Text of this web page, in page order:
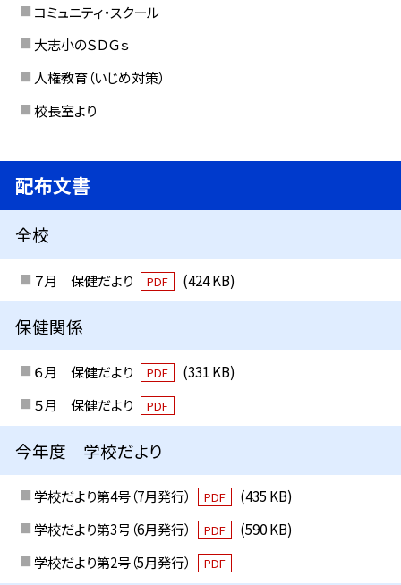
コミュニティ・スクール
大志小のＳＤＧｓ
人権教育（いじめ対策）
校長室より
配布文書
全校
７月 保健だより PDF (424 KB)
保健関係
６月 保健だより PDF
(331 KB)
５月 保健だより
PDF
今年度 学校だより
学校だより第4号（7月発行） PDF
(435 KB)
学校だより第3号（6月発行）
PDF
(590 KB)
学校だより第2号（5月発行）
PDF